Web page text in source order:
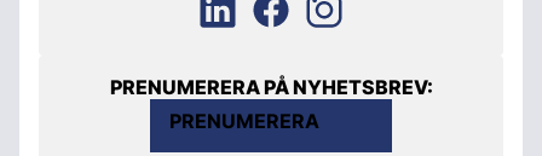
PRENUMERERA PÅ NYHETSBREV:
PRENUMERERA